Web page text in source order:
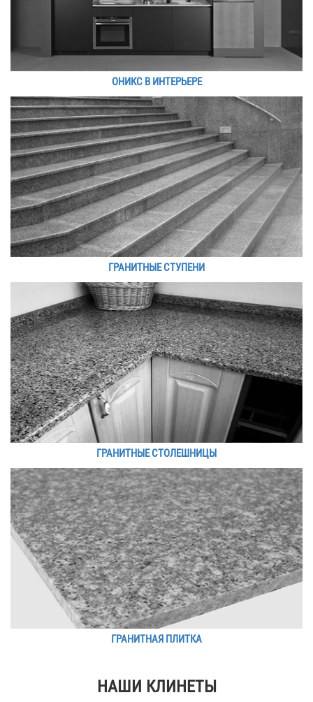
ОНИКС В ИНТЕРЬЕРЕ
ГРАНИТНЫЕ СТУПЕНИ
ГРАНИТНЫЕ СТОЛЕШНИЦЫ
ГРАНИТНАЯ ПЛИТКА
НАШИ КЛИНЕТЫ